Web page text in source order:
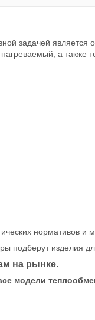
задачей является
а также
нормативов и
изделия
на рынке.
модели